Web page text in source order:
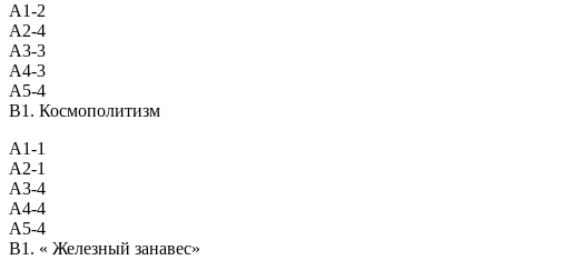
А1-2
А2-4
А3-3
А4-3
А5-4
В1. Космополитизм
А1-1
А2-1
А3-4
А4-4
А5-4
В1. « Железный занавес»